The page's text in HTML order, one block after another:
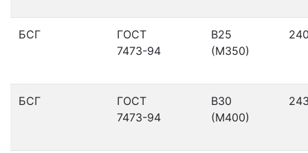
БСГ
ГОСТ
7473-94
В25
(М350)
БСГ
ГОСТ
7473-94
В30
(М400)